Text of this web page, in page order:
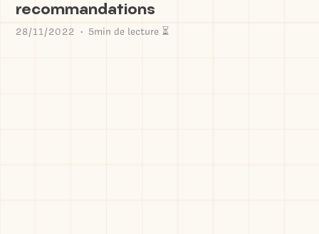
recommandations
28/11/2022 • 5min de lecture ⏳